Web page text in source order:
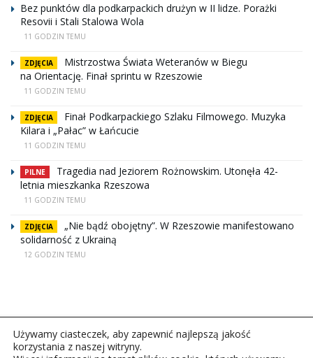
Bez punktów dla podkarpackich drużyn w II lidze. Porażki
Resovii i Stali Stalowa Wola
11 GODZIN TEMU
ZDJĘCIA
Mistrzostwa Świata Weteranów w Biegu
na Orientację. Finał sprintu w Rzeszowie
11 GODZIN TEMU
ZDJĘCIA
Finał Podkarpackiego Szlaku Filmowego. Muzyka
Kilara i „Pałac” w Łańcucie
11 GODZIN TEMU
PILNE
Tragedia nad Jeziorem Rożnowskim. Utonęła 42-
letnia mieszkanka Rzeszowa
11 GODZIN TEMU
ZDJĘCIA
„Nie bądź obojętny”. W Rzeszowie manifestowano
solidarność z Ukrainą
12 GODZIN TEMU
Używamy ciasteczek, aby zapewnić najlepszą jakość
korzystania z naszej witryny.